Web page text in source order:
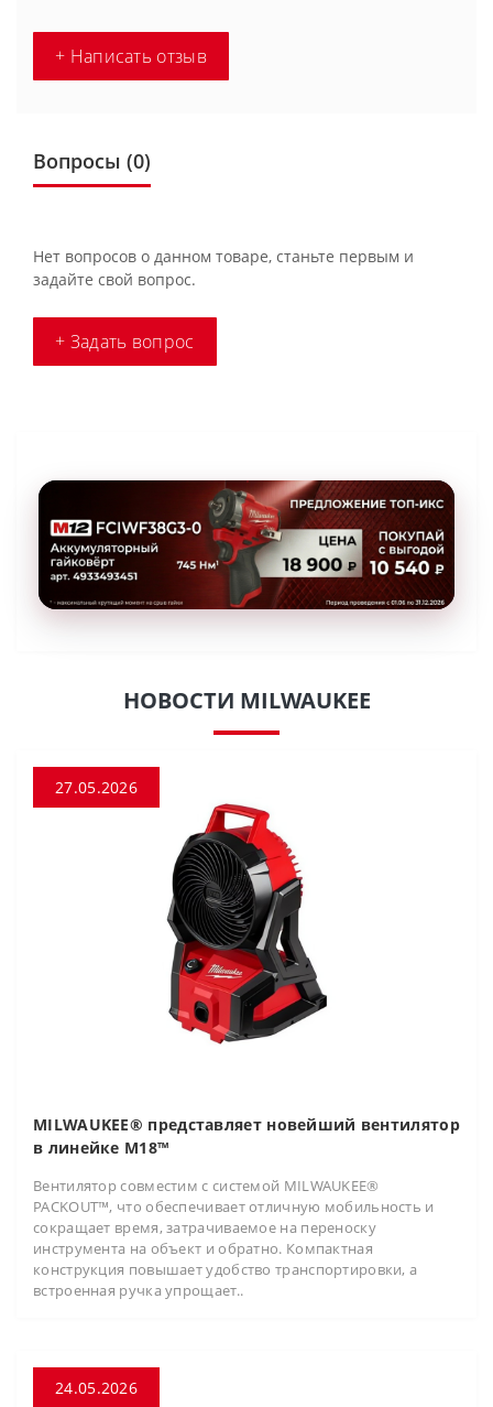
+ Написать отзыв
Вопросы (0)
Нет вопросов о данном товаре, станьте первым и
задайте свой вопрос.
+ Задать вопрос
НОВОСТИ MILWAUKEE
27.05.2026
MILWAUKEE® представляет новейший вентилятор
в линейке M18™
Вентилятор совместим с системой MILWAUKEE®
PACKOUT™, что обеспечивает отличную мобильность и
сокращает время, затрачиваемое на переноску
инструмента на объект и обратно. Компактная
конструкция повышает удобство транспортировки, а
встроенная ручка упрощает..
24.05.2026